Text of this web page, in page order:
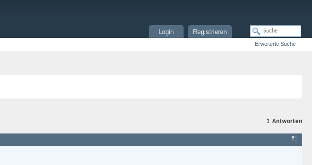
Registrieren
Login
Erweiterte Suche
1 Antworten
#1